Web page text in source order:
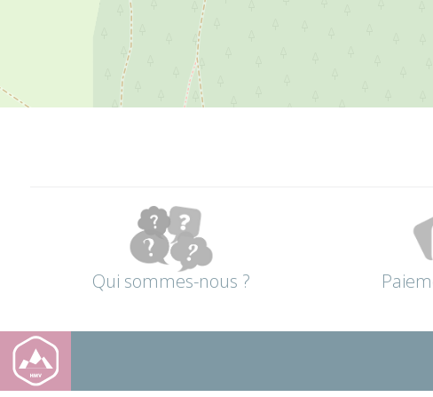
Qui sommes-nous ?